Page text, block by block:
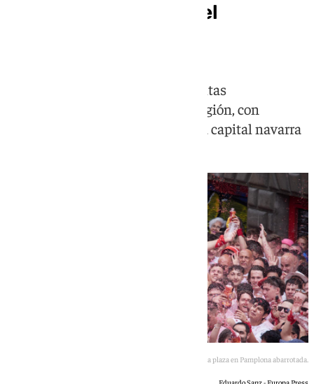
horarios y dónde ver el
Este año estará marcado por las altas
temperaturas que azotarán a la región, con
máximas de hasta 40 grados en la capital navarra
Jóvenes disfrutan de Sanfermines en una plaza en Pamplona abarrotada.